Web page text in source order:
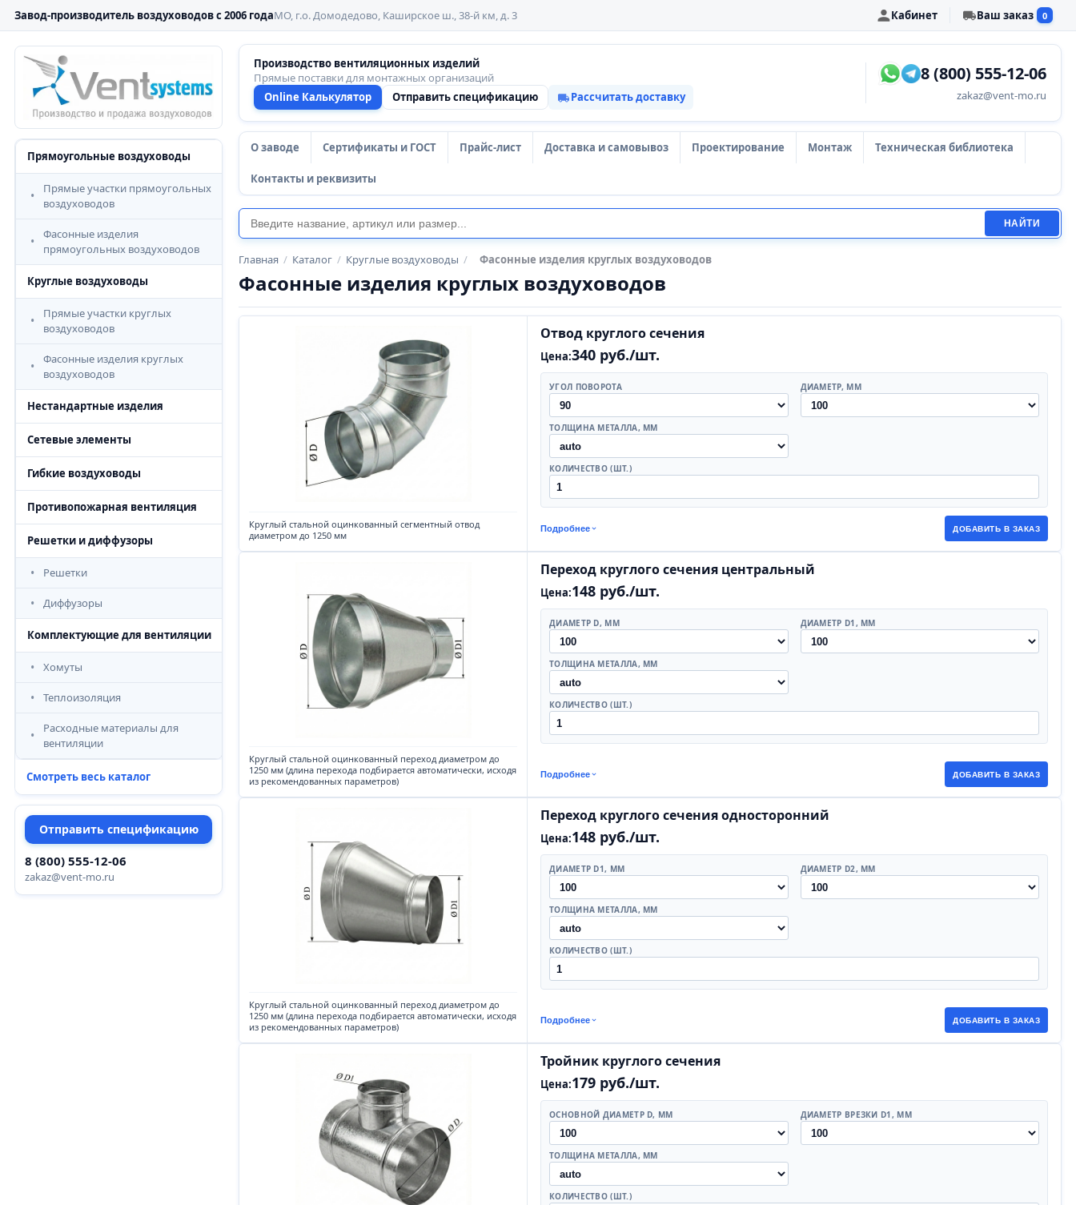
Завод-производитель воздуховодов с 2006 годаМО, г.о. Домодедово, Каширское ш., 38-й км, д. 3 Кабинет Ваш заказ 0
Прямоугольные воздуховоды
Прямые участки прямоугольных
воздуховодов
Фасонные изделия
прямоугольных воздуховодов
Круглые воздуховоды
Прямые участки круглых
воздуховодов
Фасонные изделия круглых
воздуховодов
Нестандартные изделия
Сетевые элементы
Гибкие воздуховоды
Противопожарная вентиляция
Решетки и диффузоры
Решетки
Диффузоры
Комплектующие для вентиляции
Хомуты
Теплоизоляция
Расходные материалы для
вентиляции
Смотреть весь каталог
Отправить спецификацию
8 (800) 555-12-06
zakaz@vent-mo.ru
Производство вентиляционных изделий
Прямые поставки для монтажных организаций
Online Калькулятор
Отправить спецификацию Рассчитать доставку
8 (800) 555-12-06
zakaz@vent-mo.ru
О заводе Сертификаты и ГОСТ Прайс-лист Доставка и самовывоз Проектирование Монтаж Техническая библиотека
Контакты и реквизиты
НАЙТИ
Главная / Каталог / Круглые воздуховоды / Фасонные изделия круглых воздуховодов
Фасонные изделия круглых воздуховодов
Круглый стальной оцинкованный сегментный отвод
диаметром до 1250 мм
Отвод круглого сечения
Цена:340 руб./шт.
УГОЛ ПОВОРОТА ДИАМЕТР, ММ
ТОЛЩИНА МЕТАЛЛА, ММ
КОЛИЧЕСТВО (ШТ.)
Подробнее ДОБАВИТЬ В ЗАКАЗ
Круглый стальной оцинкованный переход диаметром до
1250 мм (длина перехода подбирается автоматически, исходя
из рекомендованных параметров)
Переход круглого сечения центральный
Цена:148 руб./шт.
ДИАМЕТР D, ММ ДИАМЕТР D1, ММ
ТОЛЩИНА МЕТАЛЛА, ММ
КОЛИЧЕСТВО (ШТ.)
Подробнее ДОБАВИТЬ В ЗАКАЗ
Круглый стальной оцинкованный переход диаметром до
1250 мм (длина перехода подбирается автоматически, исходя
из рекомендованных параметров)
Переход круглого сечения односторонний
Цена:148 руб./шт.
ДИАМЕТР D1, ММ ДИАМЕТР D2, ММ
ТОЛЩИНА МЕТАЛЛА, ММ
КОЛИЧЕСТВО (ШТ.)
Подробнее ДОБАВИТЬ В ЗАКАЗ
Тройник круглого сечения
Цена:179 руб./шт.
ОСНОВНОЙ ДИАМЕТР D, ММ ДИАМЕТР ВРЕЗКИ D1, ММ
ТОЛЩИНА МЕТАЛЛА, ММ
КОЛИЧЕСТВО (ШТ.)